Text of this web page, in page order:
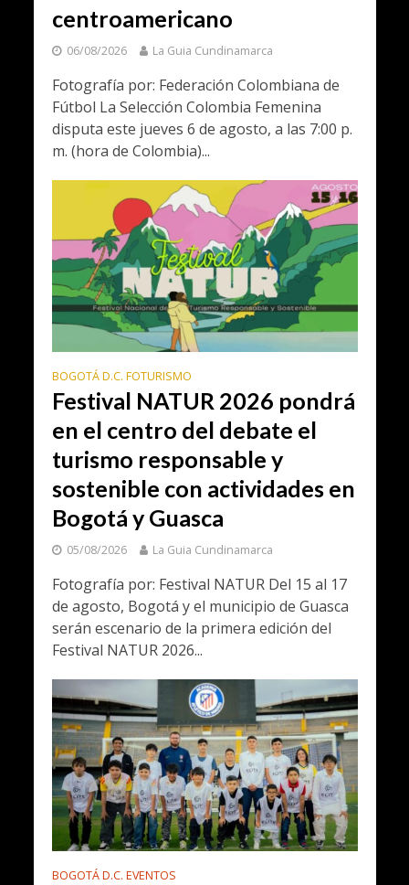
centroamericano
06/08/2026 La Guia Cundinamarca
Fotografía por: Federación Colombiana de
Fútbol La Selección Colombia Femenina
disputa este jueves 6 de agosto, a las 7:00 p.
m. (hora de Colombia)...
BOGOTÁ D.C. FOTURISMO
Festival NATUR 2026 pondrá
en el centro del debate el
turismo responsable y
sostenible con actividades en
Bogotá y Guasca
05/08/2026 La Guia Cundinamarca
Fotografía por: Festival NATUR Del 15 al 17
de agosto, Bogotá y el municipio de Guasca
serán escenario de la primera edición del
Festival NATUR 2026...
BOGOTÁ D.C. EVENTOS